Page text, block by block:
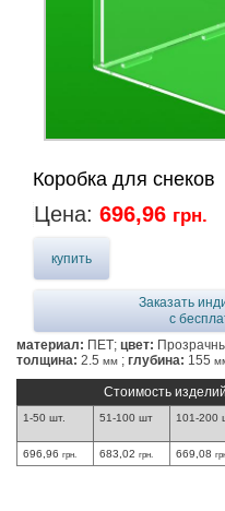
Коробка для снеков
Цена: 696,96 грн.
купить
Заказать
с
материал: ПЕТ; цвет:
толщина: 2.5 мм ; глубина: 155
Стоимость
1-50 шт. 51-100 шт 101-200
696,96 грн. 683,02грн. 669,08